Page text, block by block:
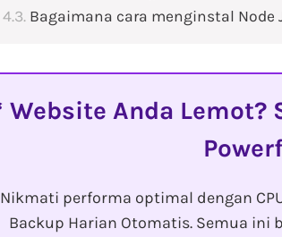
Bagaimana cara menginstal Node
Website Anda Lemot?
Nikmati performa optimal dengan
Backup Harian Otomatis. Semua ini